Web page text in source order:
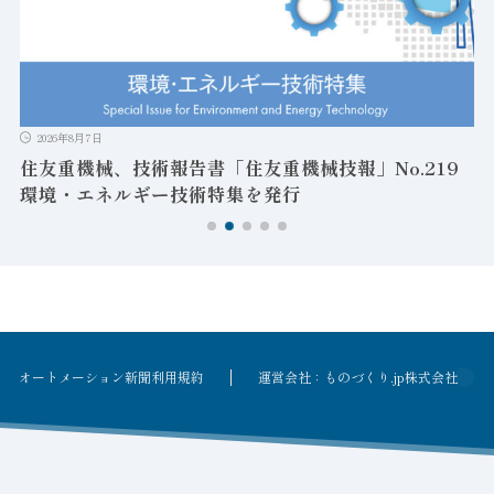
2026年8月7日
住友重機械、技術報告書「住友重機械技報」No.219
環境・エネルギー技術特集を発行
オートメーション新聞利用規約 運営会社：ものづくり.jp株式会社